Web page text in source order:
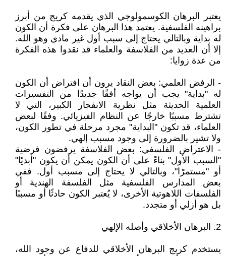
يعتبر البرهان الكوسمولوجي الذي يقدمه كريج من أبرز
براهينه الفلسفية. يعتمد هذا البرهان على فكرة أن الكون
له بداية وبالتالي يحتاج إلى سبب أول غير مادي وهو الله.
إلا أن العديد من الفلاسفة والعلماء قد نقدوا هذه الفكرة
من عدة زوايا:
- الرفض العلمي: بعض النقاد يرون أن افتراض أن الكون
له "بداية" يجب أن يواجه أفقًا جديدًا من التفسيرات
العلمية الحديثة مثل نظرية الانفجار الكبير، التي لا
تشترط مسببًا خارجًا عن النظام الفيزيائي. وفقًا لبعض
العلماء، قد تكون "البداية" مجرد مرحلة في تطور الكون،
ولا تشير بالضرورة إلى وجود مسبب إلهي.
- الاعتراض الفلسفي: بعض الفلاسفة يرفضون فرضية
"السبب الأول" بناءً على أن الكون يمكن أن يكون "أبديًا"
أو "مستمرًا"، وبالتالي لا يحتاج إلى مسبب أول. ففي
بعض المدارس الفلسفية مثل الفلسفة الهندية أو
الفلسفات اللاهوتية الأخرى، لا يُعتبر الكون حادثًا أو مسببًا
بل هو أزلي أو متجدد.
2. البرهان الأخلاقي وأصله الإلهي
يستخدم كريج البرهان الأخلاقي للدفاع عن وجود الله،